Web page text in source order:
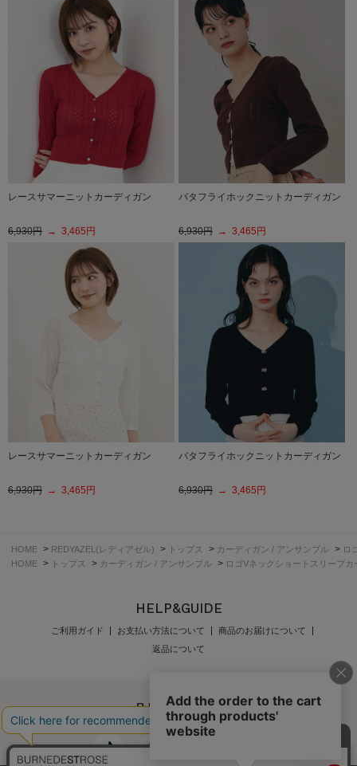
レースサマーニットカーディガン
6,930円 → 3,465円
バタフライホックニットカーディガン
6,930円 → 3,465円
レースサマーニットカーディガン
6,930円 → 3,465円
バタフライホックニットカーディガン
6,930円 → 3,465円
HOME > REDYAZEL(レディアゼル) > トップス > カーディガン / アンサンブル > ロ
HOME > トップス > カーディガン / アンサンブル > ロゴVネックショートスリーブカ
HELP&GUIDE
ご利用ガイド お支払い方法について
商品のお届けについて
返品について